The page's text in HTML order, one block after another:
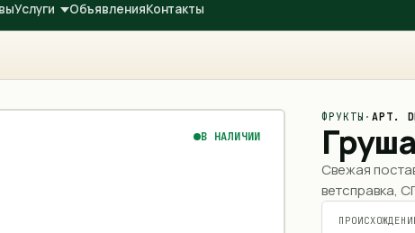
Услуги ОбъявленияКонтакты
В НАЛИЧИИ
ФРУКТЫ · АРТ.
Свежая
ветсправка,